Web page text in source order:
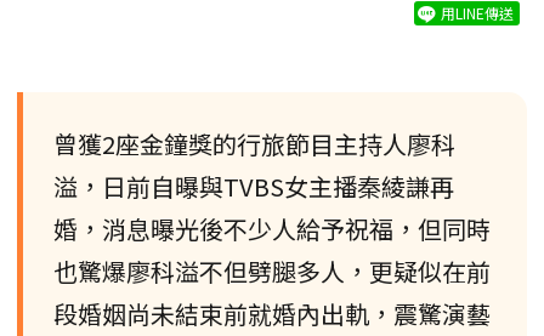
用LINE傳送
曾獲2座金鐘獎的行旅節目主持人廖科
溢，日前自曝與TVBS女主播秦綾謙再
婚，消息曝光後不少人給予祝福，但同時
也驚爆廖科溢不但劈腿多人，更疑似在前
段婚姻尚未結束前就婚內出軌，震驚演藝